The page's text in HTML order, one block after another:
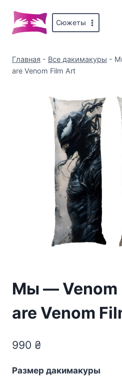
содержимому
Сюжеты
Главная - Все дакимакуры -
are Venom Film Art
Мы — Venom
are Venom
990 ₴
Размер дакимакуры